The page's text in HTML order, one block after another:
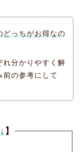
どっちがお得なの
れ分かりやすく解
前の参考にして
】